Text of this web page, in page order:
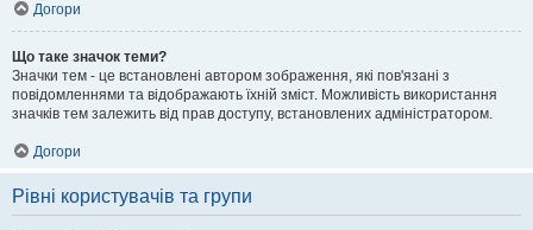
Догори
Що таке значок теми?
Значки тем - це встановлені автором зображення, які пов'язані з
повідомленнями та відображають їхній зміст. Можливість використання
значків тем залежить від прав доступу, встановлених адміністратором.
Догори
Рівні користувачів та групи